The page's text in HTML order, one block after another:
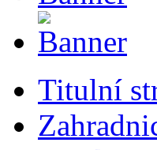
Titulní